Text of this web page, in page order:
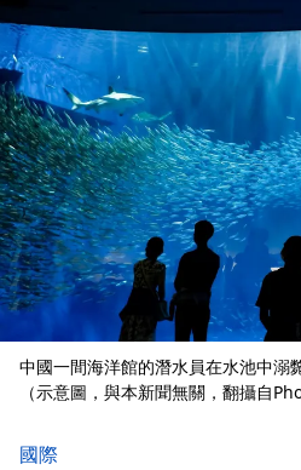
中國一間海洋館的潛水員在水池中溺
（示意圖，與本新聞無關，翻攝自
國際